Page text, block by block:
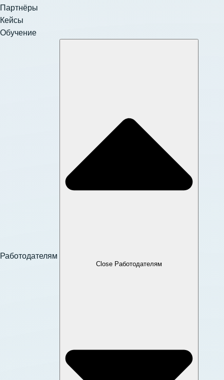
Партнёры
Кейсы
Обучение
Работодателям
Close Работодателям